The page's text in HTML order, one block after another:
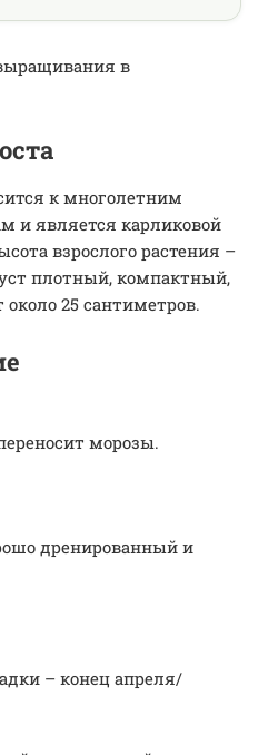
в
к многолетним
и является карликовой
взрослого растения –
плотный, компактный,
25 сантиметров.
морозы.
дренированный и
– конец апреля/